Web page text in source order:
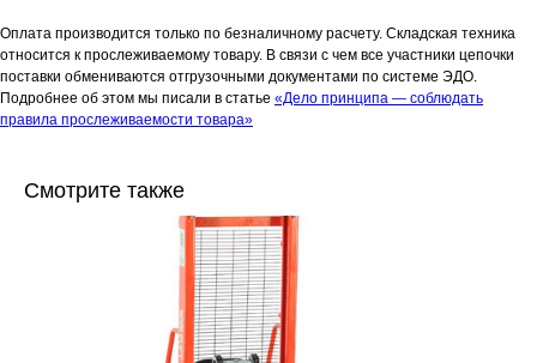
Оплата производится только по безналичному расчету. Складская техника
относится к прослеживаемому товару. В связи с чем все участники цепочки
поставки обмениваются отгрузочными документами по системе ЭДО.
Подробнее об этом мы писали в статье «Дело принципа — соблюдать
правила прослеживаемости товара»
Смотрите также